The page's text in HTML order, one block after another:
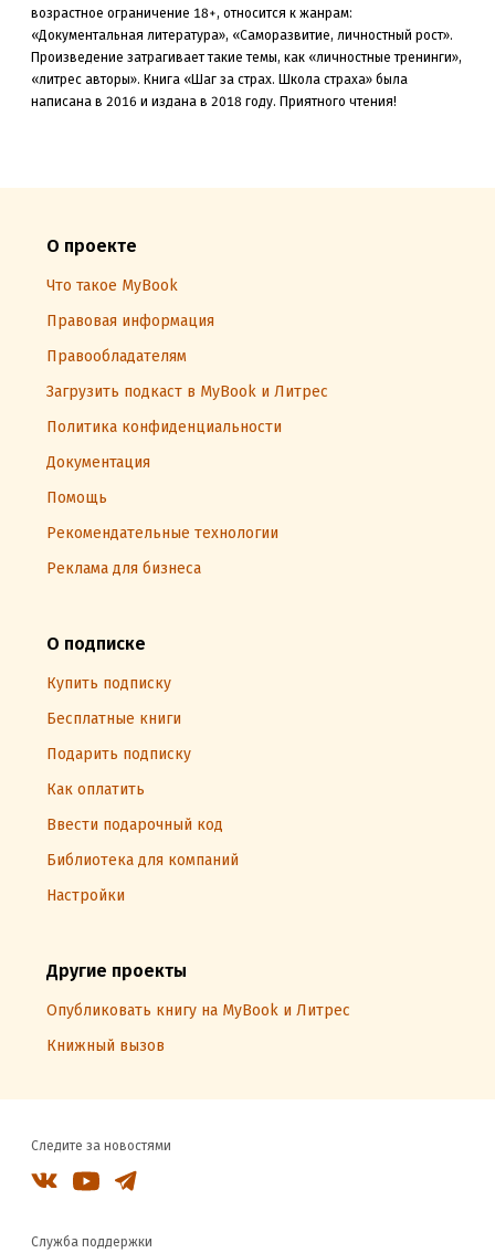
возрастное ограничение 18+, относится к жанрам:
«Документальная литература», «Саморазвитие, личностный рост».
Произведение затрагивает такие темы, как «личностные тренинги»,
«литрес авторы». Книга «Шаг за страх. Школа страха» была
написана в 2016 и издана в 2018 году. Приятного чтения!
О проекте
Что такое MyBook
Правовая информация
Правообладателям
Загрузить подкаст в MyBook и Литрес
Политика конфиденциальности
Документация
Помощь
Рекомендательные технологии
Реклама для бизнеса
О подписке
Купить подписку
Бесплатные книги
Подарить подписку
Как оплатить
Ввести подарочный код
Библиотека для компаний
Настройки
Другие проекты
Опубликовать книгу на MyBook и Литрес
Книжный вызов
Следите за новостями
Служба поддержки